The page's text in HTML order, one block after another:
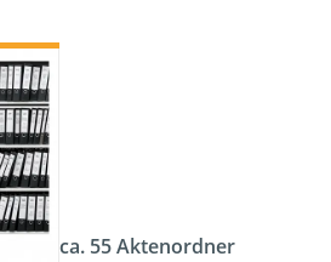
ca. 55 Aktenordner